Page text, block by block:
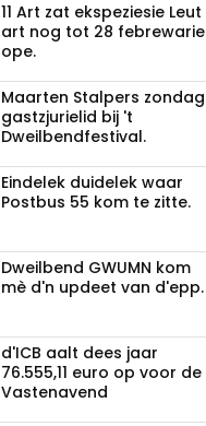
11 Art zat ekspeziesie Leut
art nog tot 28 febrewarie
ope.
Maarten Stalpers zondag
gastzjurielid bij 't
Dweilbendfestival.
Eindelek duidelek waar
Postbus 55 kom te zitte.
Dweilbend GWUMN kom
mè d'n updeet van d'epp.
d'ICB aalt dees jaar
76.555,11 euro op voor de
Vastenavend